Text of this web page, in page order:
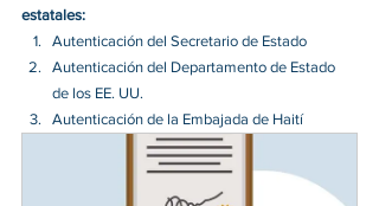
estatales:
Autenticación del Secretario de Estado
Autenticación del Departamento de Estado
de los EE. UU.
Autenticación de la Embajada de Haití